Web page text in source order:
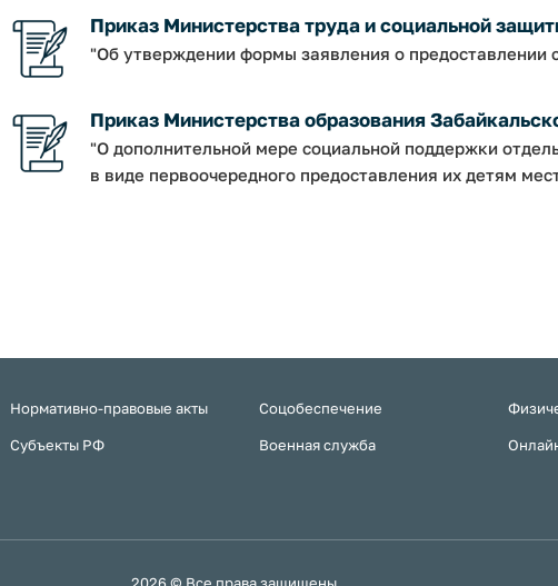
Приказ Министерства труда и социальной
"Об утверждении формы заявления о предоставлении
Приказ Министерства образования
"О дополнительной мере социальной поддержки
в виде первоочередного предоставления их детям
Нормативно-правовые акты Соцобеспечение
Субъекты РФ Военная служба